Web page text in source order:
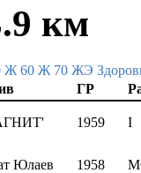
км
Ж 60 Ж 70 ЖЭ
ГР
1959 I
Юлаев 1958